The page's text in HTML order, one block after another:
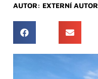
AUTOR: EXTERNÍ AUTOR